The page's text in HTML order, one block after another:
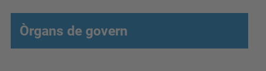
Òrgans de govern